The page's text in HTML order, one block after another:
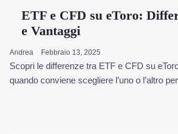
ETF e CFD su eToro:
e Vantaggi
Andrea Febbraio 13, 2025
Scopri le differenze tra ETF e CFD su
quando conviene scegliere l’uno o l’altro